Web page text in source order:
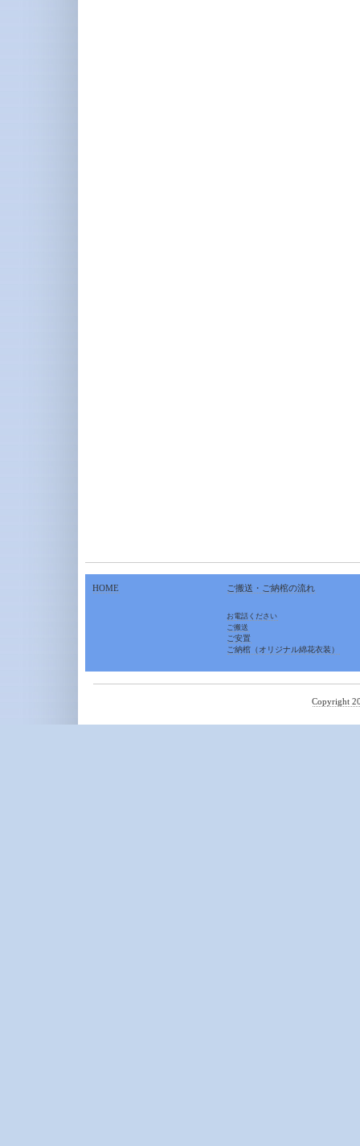
HOME ご搬送・ご納棺の流れ
お電話ください
ご搬送
ご安置
ご納棺（オリジナル綿花衣装）
Copyright